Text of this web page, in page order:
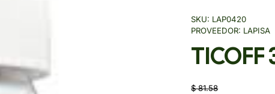
SKU: LAP0420
PROVEEDOR: LAPISA
TICOFF
$ 81.58